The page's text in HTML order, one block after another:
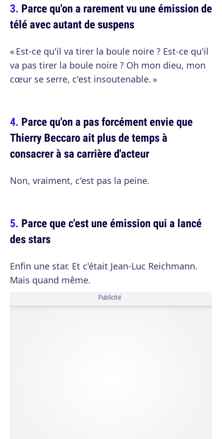
Parce qu'on a rarement vu une émission de
télé avec autant de suspens
« Est-ce qu'il va tirer la boule noire ? Est-ce qu'il
va pas tirer la boule noire ? Oh mon dieu, mon
cœur se serre, c'est insoutenable. »
Parce qu'on a pas forcément envie que
Thierry Beccaro ait plus de temps à
consacrer à sa carrière d'acteur
Non, vraiment, c'est pas la peine.
Parce que c'est une émission qui a lancé
des stars
Enfin une star. Et c'était Jean-Luc Reichmann.
Mais quand même.
Publicité